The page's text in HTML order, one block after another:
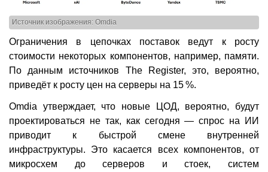
Источник изображения: Omdia
Ограничения в цепочках поставок ведут к росту
стоимости некоторых компонентов, например, памяти.
По данным источников The Register, это, вероятно,
приведёт к росту цен на серверы на 15 %.
Omdia утверждает, что новые ЦОД, вероятно, будут
проектироваться не так, как сегодня — спрос на ИИ
приводит к быстрой смене внутренней
инфраструктуры. Это касается всех компонентов, от
микросхем до серверов и стоек, систем